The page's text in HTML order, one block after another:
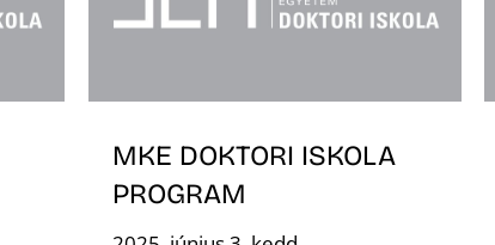
MKE DOKTORI ISKOLA
PROGRAM